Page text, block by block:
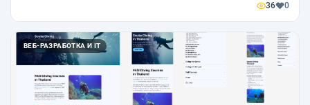
36 0
ВЕБ-РАЗРАБОТКА И IT